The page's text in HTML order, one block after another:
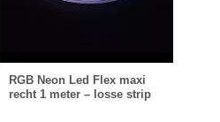
RGB Neon Led Flex maxi
recht 1 meter – losse strip